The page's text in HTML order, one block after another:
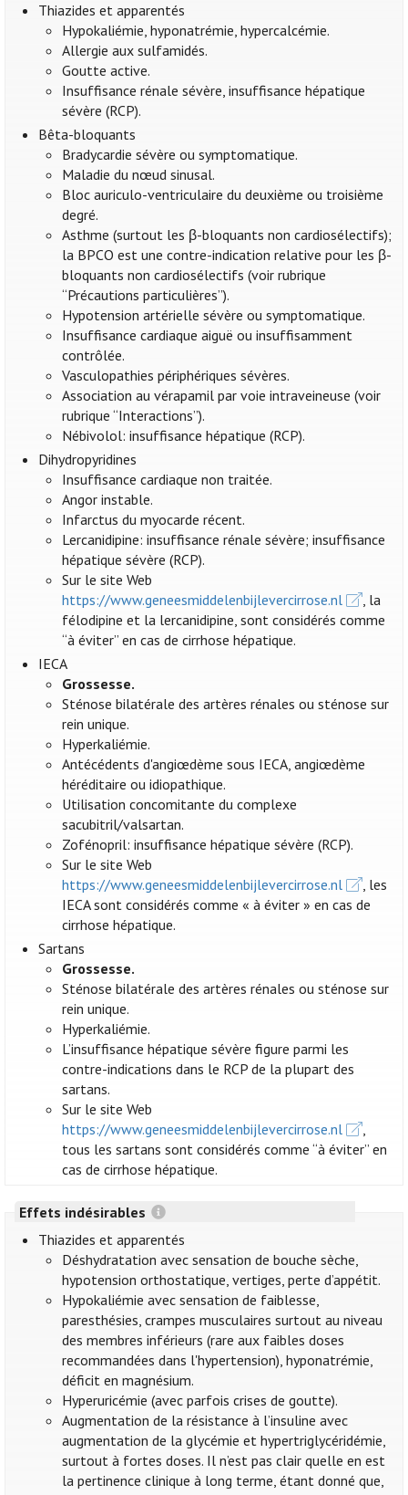
Thiazides et apparentés
Hypokaliémie, hyponatrémie, hypercalcémie.
Allergie aux sulfamidés.
Goutte active.
Insuffisance rénale sévère, insuffisance hépatique
sévère (RCP).
Bêta-bloquants
Bradycardie sévère ou symptomatique.
Maladie du nœud sinusal.
Bloc auriculo-ventriculaire du deuxième ou troisième
degré.
Asthme (surtout les β-bloquants non cardiosélectifs);
la BPCO est une contre-indication relative pour les β-
bloquants non cardiosélectifs (voir rubrique
“Précautions particulières”).
Hypotension artérielle sévère ou symptomatique.
Insuffisance cardiaque aiguë ou insuffisamment
contrôlée.
Vasculopathies périphériques sévères.
Association au vérapamil par voie intraveineuse (voir
rubrique “Interactions”).
Nébivolol: insuffisance hépatique (RCP).
Dihydropyridines
Insuffisance cardiaque non traitée.
Angor instable.
Infarctus du myocarde récent.
Lercanidipine: insuffisance rénale sévère; insuffisance
hépatique sévère (RCP).
Sur le site Web
https://www.geneesmiddelenbijlevercirrose.nl
, la
félodipine et la lercanidipine, sont considérés comme
“à éviter” en cas de cirrhose hépatique.
IECA
Grossesse.
Sténose bilatérale des artères rénales ou sténose sur
rein unique.
Hyperkaliémie.
Antécédents d'angiœdème sous IECA, angiœdème
héréditaire ou idiopathique.
Utilisation concomitante du complexe
sacubitril/valsartan.
Zofénopril: insuffisance hépatique sévère (RCP).
Sur le site Web
https://www.geneesmiddelenbijlevercirrose.nl
, les
IECA sont considérés comme « à éviter » en cas de
cirrhose hépatique.
Sartans
Grossesse.
Sténose bilatérale des artères rénales ou sténose sur
rein unique.
Hyperkaliémie.
L’insuffisance hépatique sévère figure parmi les
contre-indications dans le RCP de la plupart des
sartans.
Sur le site Web
https://www.geneesmiddelenbijlevercirrose.nl
,
tous les sartans sont considérés comme “à éviter” en
cas de cirrhose hépatique.
Effets indésirables
Thiazides et apparentés
Déshydratation avec sensation de bouche sèche,
hypotension orthostatique, vertiges, perte d’appétit.
Hypokaliémie avec sensation de faiblesse,
paresthésies, crampes musculaires surtout au niveau
des membres inférieurs (rare aux faibles doses
recommandées dans l'hypertension), hyponatrémie,
déficit en magnésium.
Hyperuricémie (avec parfois crises de goutte).
Augmentation de la résistance à l’insuline avec
augmentation de la glycémie et hypertriglycéridémie,
surtout à fortes doses. Il n’est pas clair quelle en est
la pertinence clinique à long terme, étant donné que,